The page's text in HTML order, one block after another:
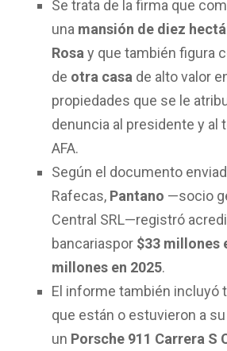
Se trata de la firma que
una mansión de diez
Rosa y que también figura
de otra casa de alto valor
propiedades que se le
denuncia al presidente y al
AFA.
Según el documento
Rafecas, Pantano —socio
Central SRL—registró
bancariaspor $33 millones
millones en 2025.
El informe también incluyó
que están o estuvieron a
un Porsche 911 Carrera S